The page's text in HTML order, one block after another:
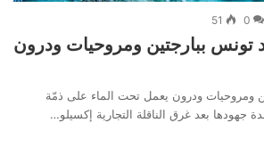
0
51
تونس ببارجتين ومروحيات ودرون
ومروحيات ودرون يعمل تحت الماء على ذمّة
جهودها بعد غرق الناقلة التجارية إكسيلو…